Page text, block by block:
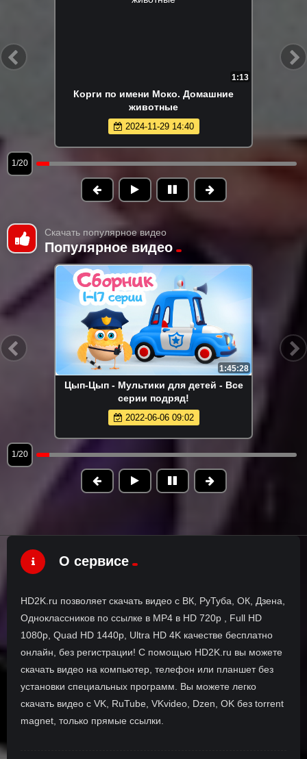
1:13
Корги по имени Моко. Домашние
животные
2024-11-29 14:40
1/20
Скачать популярное видео
Популярное видео
1:45:28
Цып-Цып - Мультики для детей - Все
серии подряд!
2022-06-06 09:02
1/20
О сервисе
HD2K.ru позволяет скачать видео с ВК, РуТуба, ОК, Дзена,
Одноклассников по ссылке в MP4 в HD 720p , Full HD
1080p, Quad HD 1440p, Ultra HD 4K качестве бесплатно
онлайн, без регистрации! С помощью HD2K.ru вы можете
скачать видео на компьютер, телефон или планшет без
установки специальных программ. Вы можете легко
скачать видео с VK, RuTube, VKvideo, Dzen, OK без torrent
magnet, только прямые ссылки.